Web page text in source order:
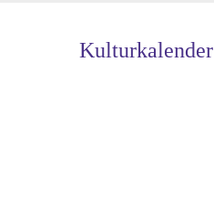
Kulturkalender